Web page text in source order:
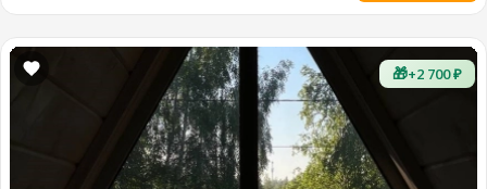
🎁+2 700 ₽